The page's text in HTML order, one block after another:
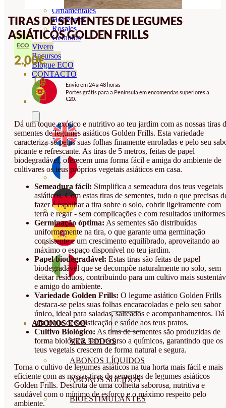
Ornamentales
Hortensias
Rosales
Geranios
Vivero
Recursos
Blogue ECO
CONTACTO
ABONOS ECO
VER TODOS
ABONOS LÍQUIDOS
ABONOS SOLIDOS
BIOESTIMULANTES
TIRAS DE SEMENTES DE LEGUMES
ASIÁTICOS GOLDEN FRILLS
ECO
2.00€
Envio em 24 a 48 horas
Portes grátis para a Península em encomendas superiores a
€20.
Dá um toque exótico e nutritivo ao teu jardim com as nossas tiras
sementes de legumes asiáticos Golden Frills. Esta variedade
caracteriza-se pelas suas folhas finamente enroladas e pelo seu
picante e refrescante. As tiras de 5 metros, feitas de papel
biodegradável, oferecem uma forma fácil e amiga do ambiente de
cultivares os teus próprios vegetais asiáticos em casa.
Semeadura fácil: Simplifica a semeadura dos teus vegetais
asiáticos. Com estas tiras de sementes, tudo o que precisas
fazer é espalhar a tira sobre o solo, cobrir ligeiramente com
terra e regar - sem complicações e com resultados
Germinação óptima: As sementes são distribuídas
uniformemente na tira, o que garante uma germinação
consistente e um crescimento equilibrado, aproveitando ao
máximo o espaço disponível no teu jardim.
Papel biodegradável: Estas tiras são feitas de papel
biodegradável que se decompõe naturalmente no solo, sem
deixar resíduos, contribuindo para um cultivo mais
e amigo do ambiente.
Variedade Golden Frills: O legume asiático Golden Frills
destaca-se pelas suas folhas encaracoladas e pelo seu sabor
único, ideal para saladas, salteados e acompanhamentos. Dá
um toque de sofisticação e saúde aos teus pratos.
Cultivo Biológico: As tiras de sementes são produzidas de
forma biológica, sem recurso a químicos, garantindo que os
teus vegetais crescem de forma natural e segura.
Torna o cultivo de legumes asiáticos na tua horta mais fácil e mais
eficiente com as nossas tiras de sementes de legumes asiáticos
Golden Frills. Desfruta de uma colheita saborosa, nutritiva e
saudável com o mínimo de esforço e o máximo respeito pelo
ambiente.